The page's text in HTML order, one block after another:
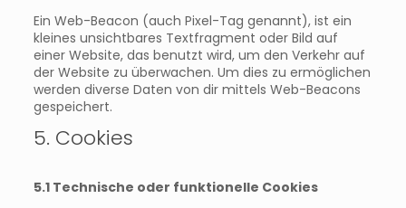
Ein Web-Beacon (auch Pixel-Tag genannt), ist ein
kleines unsichtbares Textfragment oder Bild auf
einer Website, das benutzt wird, um den Verkehr auf
der Website zu überwachen. Um dies zu ermöglichen
werden diverse Daten von dir mittels Web-Beacons
gespeichert.
5. Cookies
5.1 Technische oder funktionelle Cookies